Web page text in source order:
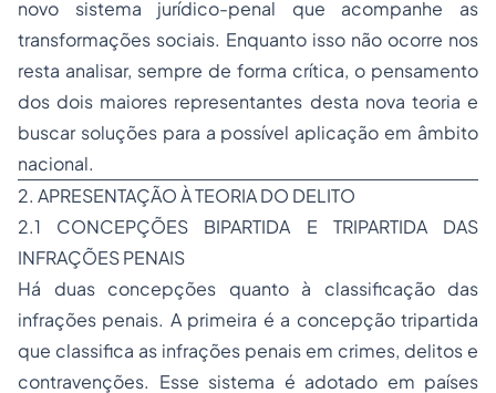
novo sistema jurídico-penal que acompanhe as
transformações sociais. Enquanto isso não ocorre nos
resta analisar, sempre de forma crítica, o pensamento
dos dois maiores representantes desta nova teoria e
buscar soluções para a possível aplicação em âmbito
nacional.
2. APRESENTAÇÃO À TEORIA DO DELITO
2.1 CONCEPÇÕES BIPARTIDA E TRIPARTIDA DAS
INFRAÇÕES PENAIS
Há duas concepções quanto à classificação das
infrações penais. A primeira é a concepção tripartida
que classifica as infrações penais em crimes, delitos e
contravenções. Esse sistema é adotado em países